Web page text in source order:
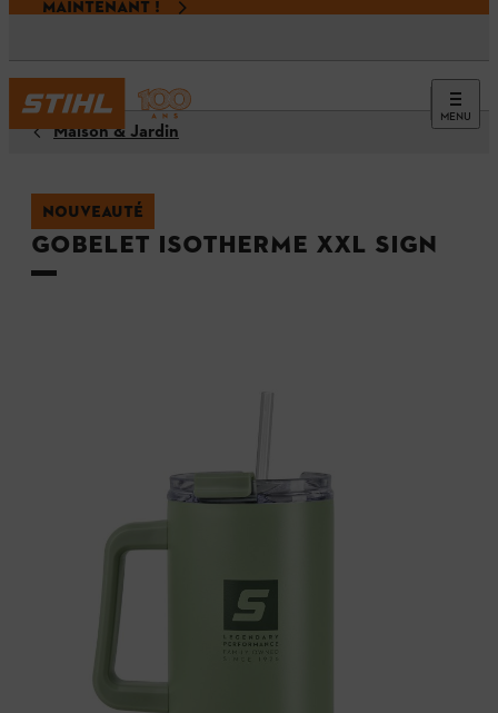
MAINTENANT !
MENU
Maison & Jardin
NOUVEAUTÉ
Gobelet isotherme XXL SIGN